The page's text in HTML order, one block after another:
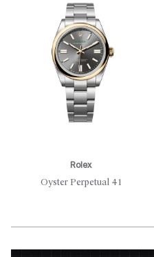
Rolex
Oyster Perpetual 41